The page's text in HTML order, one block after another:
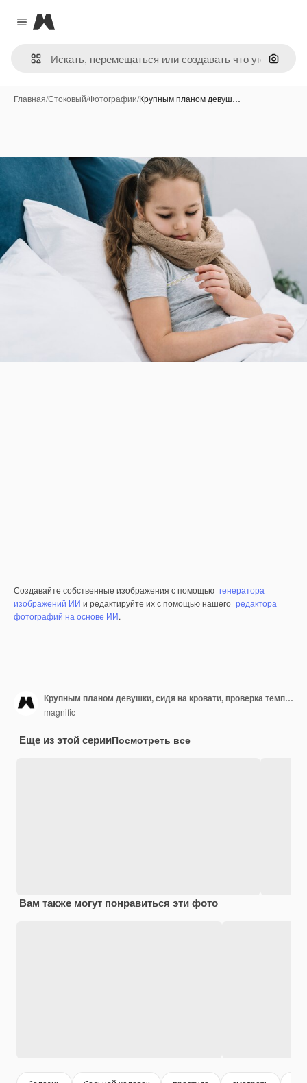
Close menu
Magnific
Поиск
Главная/Стоковый/Фотографии/Крупным планом девуш…
Создавайте собственные изображения с помощью генератора
изображений ИИ и редактируйте их с помощью нашего редактора
фотографий на основе ИИ.
Крупным планом девушки, сидя на кровати, проверка температуры с помощью термометра
magnific
Еще из этой серииПосмотреть все
Вам также могут понравиться эти фото